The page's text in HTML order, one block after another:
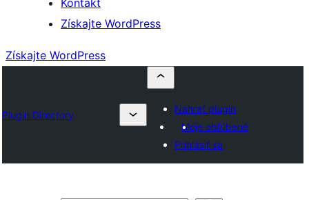
Kontakt
Získajte WordPress
Získajte WordPress
Plugin Directory
Nahrať plugin
Moje obľúbené
Prihlásiť sa